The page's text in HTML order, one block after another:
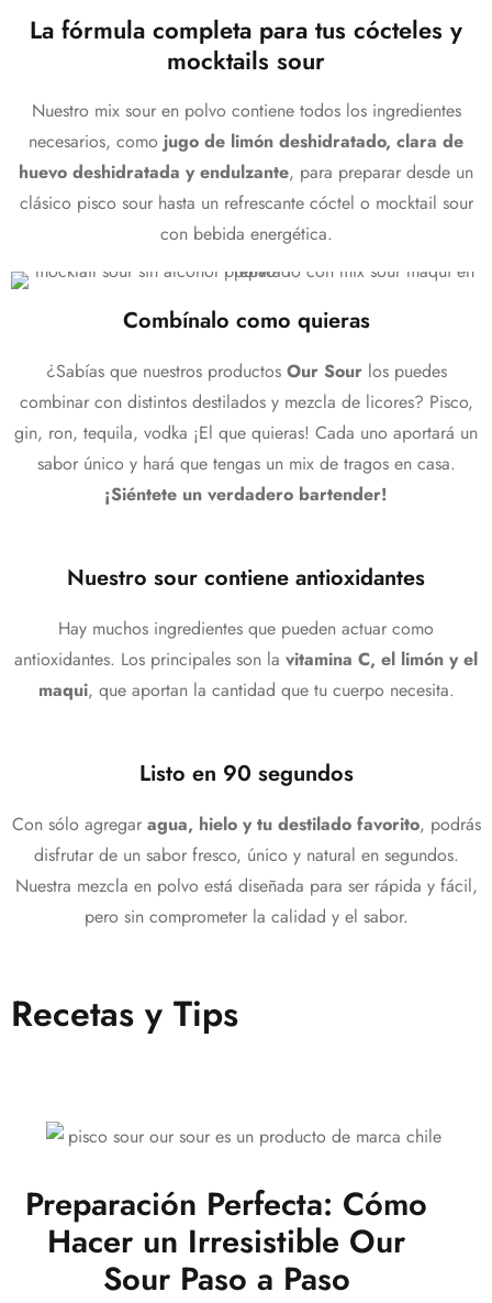
La fórmula completa para tus cócteles y
mocktails sour
Nuestro mix sour en polvo contiene todos los ingredientes
necesarios, como jugo de limón deshidratado, clara de
huevo deshidratada y endulzante, para preparar desde un
clásico pisco sour hasta un refrescante cóctel o mocktail sour
con bebida energética.
Combínalo como quieras
¿Sabías que nuestros productos Our Sour los puedes
combinar con distintos destilados y mezcla de licores? Pisco,
gin, ron, tequila, vodka ¡El que quieras! Cada uno aportará un
sabor único y hará que tengas un mix de tragos en casa.
¡Siéntete un verdadero bartender!
Nuestro sour contiene antioxidantes
Hay muchos ingredientes que pueden actuar como
antioxidantes. Los principales son la vitamina C, el limón y el
maqui, que aportan la cantidad que tu cuerpo necesita.
Listo en 90 segundos
Con sólo agregar agua, hielo y tu destilado favorito, podrás
disfrutar de un sabor fresco, único y natural en segundos.
Nuestra mezcla en polvo está diseñada para ser rápida y fácil,
pero sin comprometer la calidad y el sabor.
Recetas y Tips
Preparación Perfecta: Cómo
Hacer un Irresistible Our
Sour Paso a Paso